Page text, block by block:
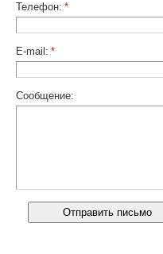
Телефон: *
E-mail: *
Сообщение: